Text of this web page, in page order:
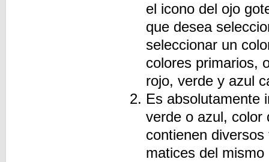
el icono del ojo
que desea
seleccionar un
colores primarios,
rojo, verde y azul
Es absolutamente
verde o azul,
contienen
matices del